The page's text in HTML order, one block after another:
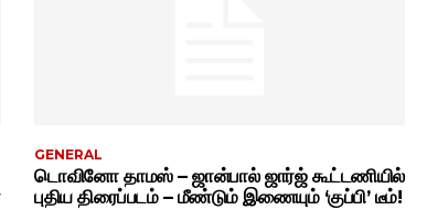
GENERAL
டொவினோ தாமஸ் – ஜான்பால் ஜார்ஜ் கூட்டணியில்
புதிய திரைப்படம் – மீண்டும் இணையும் ‘குப்பி’ டீம்!